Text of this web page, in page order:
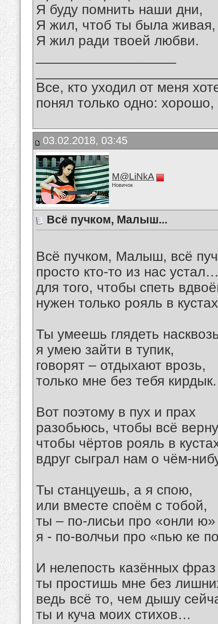
Я буду помнить наши дни,
Я жил, чтоб ты была живая,
Я жил ради твоей любви.
Все, кто уходил от меня
понял только одно:
03.02.2018, 03:45
M@LiNkA
Новичок
Всё пучком, Малыш...
Всё пучком, Малыш, всё
просто кто-то из нас
для того, чтобы спеть
нужен только рояль в
Ты умеешь глядеть
я умею зайти в тупик,
говорят – отдыхают врозь,
только мне без тебя кирдык.
Вот поэтому в пух и прах
разобьюсь, чтобы всё
чтобы чёртов рояль в
вдруг сыграл нам о чём-
Ты станцуешь, а я спою,
или вместе споём с тобой,
ты – по-лисьи про «онли ю»
я - по-волчьи про «пью ке
И нелепость казённых фраз
ты простишь мне без
ведь всё то, чем дышу
ты и куча моих стихов…